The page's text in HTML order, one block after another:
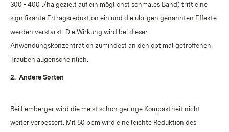
300 - 400 l/ha gezielt auf ein möglichst schmales Band) tritt eine
signifikante Ertragsreduktion ein und die übrigen genannten Effekte
werden verstärkt. Die Wirkung wird bei dieser
Anwendungskonzentration zumindest an den optimal getroffenen
Trauben augenscheinlich.
2. Andere Sorten
Bei Lemberger wird die meist schon geringe Kompaktheit nicht
weiter verbessert. Mit 50 ppm wird eine leichte Reduktion des